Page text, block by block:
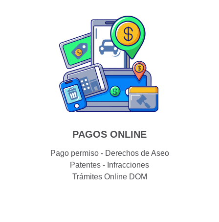
PAGOS ONLINE
Pago permiso - Derechos de Aseo
Patentes - Infracciones
Trámites Online DOM